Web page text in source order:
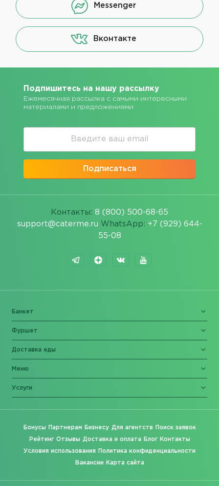
Messenger
Вконтакте
Подпишитесь на нашу рассылку
Ежемесячная рассылка с самыми интересными
материалами и предложениями
Подписаться
Контакты: 8 (800) 500-68-65
support@caterme.ru WhatsApp: +7 (929) 644-
55-08
Банкет
Фуршет
Доставка еды
Меню
Услуги
Бонусы Партнерам Бизнесу Для агентств Поиск заявок
Рейтинг Отзывы Доставка и оплата Блог Контакты
Условия использования Политика конфиденциальности
Вакансии Карта сайта